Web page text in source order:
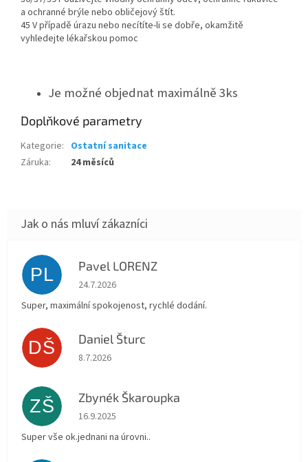
a ochranné brýle nebo obličejový štít.
45 V případě úrazu nebo necítíte-li se dobře, okamžitě
vyhledejte lékařskou pomoc
Je možné objednat maximálně 3ks
Doplňkové parametry
Kategorie: Ostatní sanitace
Záruka: 24 měsíců
PL Pavel LORENZ
Hodnocení obchodu je 5 z 5 hvězdiček.
24.7.2026
Super, maximální spokojenost, rychlé dodání.
DŠ Daniel Šturc
Hodnocení obchodu je 5 z 5 hvězdiček.
8.7.2026
ZŠ Zbynék Škaroupka
Hodnocení obchodu je 5 z 5 hvězdiček.
16.9.2025
Super vše ok.jednani na úrovni..